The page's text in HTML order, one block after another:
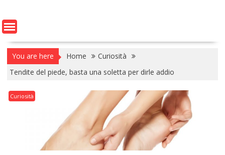
You are here Home
Curiosità
Tendite del piede, basta una soletta per dirle addio
Curiosità